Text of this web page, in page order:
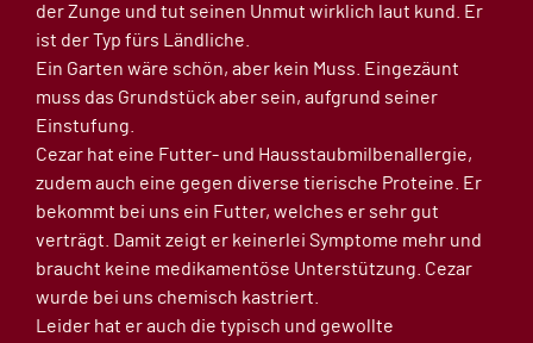
der Zunge und tut seinen Unmut wirklich laut kund. Er
ist der Typ fürs Ländliche.
Ein Garten wäre schön, aber kein Muss. Eingezäunt
muss das Grundstück aber sein, aufgrund seiner
Einstufung.
Cezar hat eine Futter- und Hausstaubmilbenallergie,
zudem auch eine gegen diverse tierische Proteine. Er
bekommt bei uns ein Futter, welches er sehr gut
verträgt. Damit zeigt er keinerlei Symptome mehr und
braucht keine medikamentöse Unterstützung. Cezar
wurde bei uns chemisch kastriert.
Leider hat er auch die typisch und gewollte